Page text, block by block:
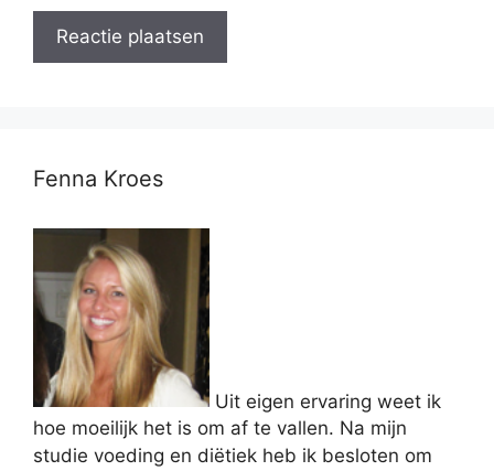
Fenna Kroes
Uit eigen ervaring weet ik
hoe moeilijk het is om af te vallen. Na mijn
studie voeding en diëtiek heb ik besloten om